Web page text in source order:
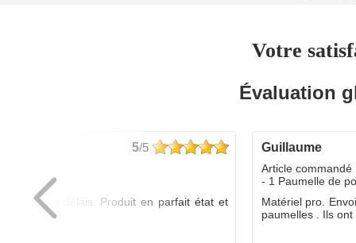
Votre
Évaluation
5/5
dans les délais. Produit en parfait état et
guillaume
Article commandé
- 1 Paumelle de
Matériel pro.
paumelles . Ils ont